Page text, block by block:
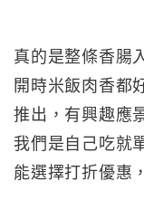
真的是整條香腸
開時米飯肉香都
推出，有興趣應
我們是自己吃就
能選擇打折優惠